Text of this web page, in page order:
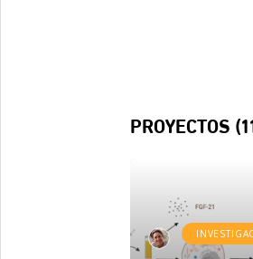
PROYECTOS (